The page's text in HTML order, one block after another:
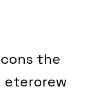
the
eterorew